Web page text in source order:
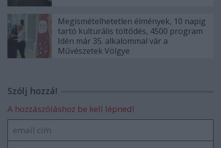
Megismételhetetlen élmények, 10 napig
tartó kulturális töltődés, 4500 program
Idén már 35. alkalommal vár a
Művészetek Völgye
Szólj hozzá!
A hozzászóláshoz be kell lépned!